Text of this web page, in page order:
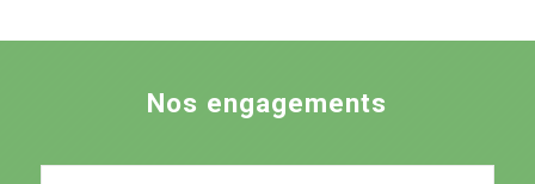
Nos engagements